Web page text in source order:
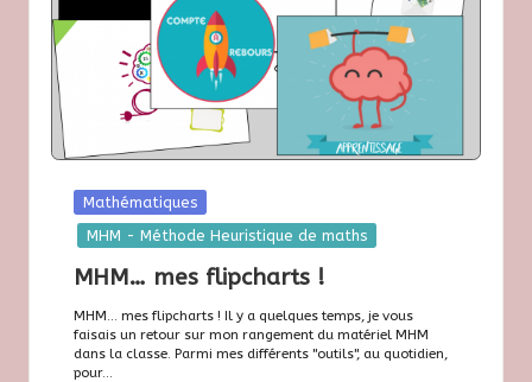
s
Posted
in
Mathématiques
MHM - Méthode Heuristique de maths
MHM… mes flipcharts !
MHM... mes flipcharts ! Il y a quelques temps, je vous
faisais un retour sur mon rangement du matériel MHM
dans la classe. Parmi mes différents "outils", au quotidien,
pour...